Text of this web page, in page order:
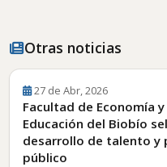
Otras noticias
27 de Abr, 2026
Facultad de Economía
Educación del Biobío
desarrollo de talento y
público